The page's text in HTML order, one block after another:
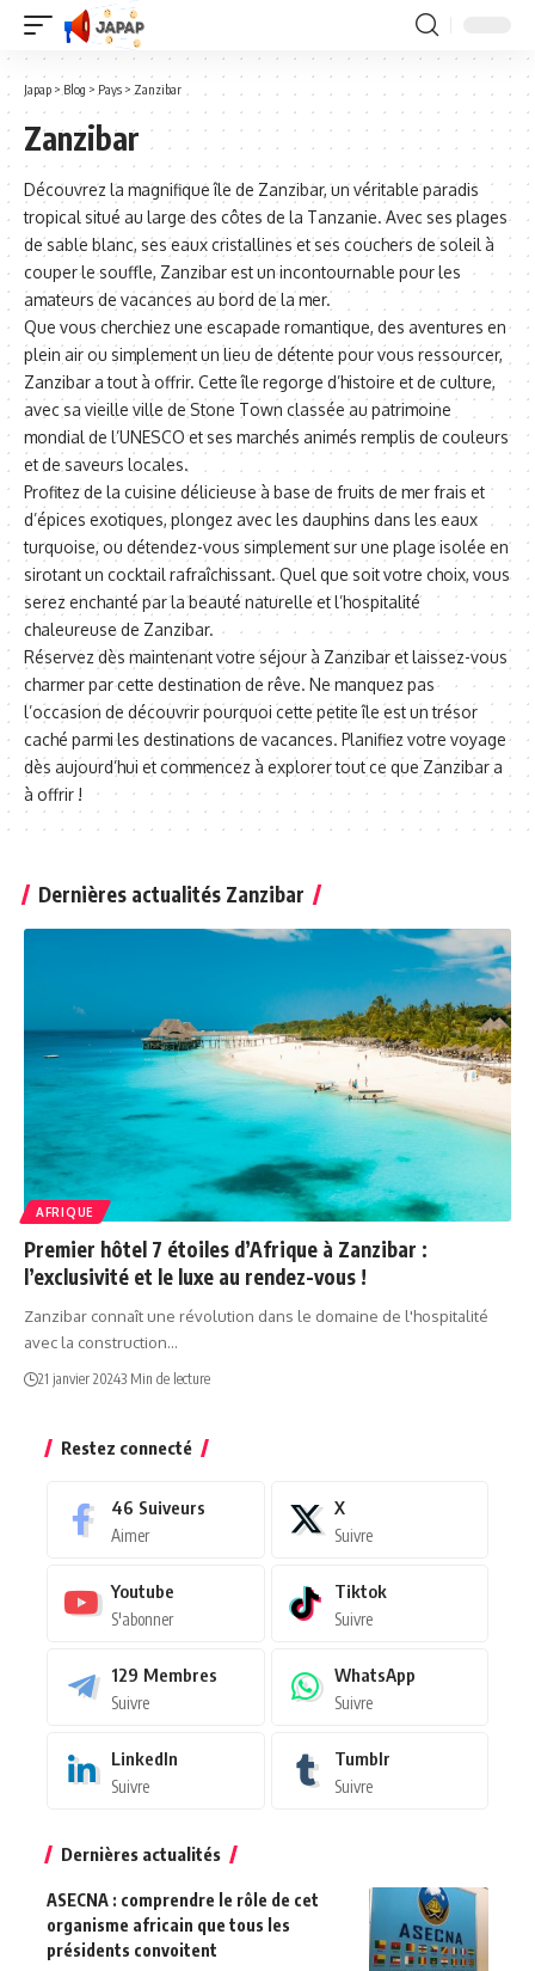
Japap > Blog > Pays > Zanzibar
Zanzibar
Découvrez la magnifique île de Zanzibar, un véritable paradis
tropical situé au large des côtes de la Tanzanie. Avec ses plages
de sable blanc, ses eaux cristallines et ses couchers de soleil à
couper le souffle, Zanzibar est un incontournable pour les
amateurs de vacances au bord de la mer.
Que vous cherchiez une escapade romantique, des aventures en
plein air ou simplement un lieu de détente pour vous ressourcer,
Zanzibar a tout à offrir. Cette île regorge d’histoire et de culture,
avec sa vieille ville de Stone Town classée au patrimoine
mondial de l’UNESCO et ses marchés animés remplis de couleurs
et de saveurs locales.
Profitez de la cuisine délicieuse à base de fruits de mer frais et
d’épices exotiques, plongez avec les dauphins dans les eaux
turquoise, ou détendez-vous simplement sur une plage isolée en
sirotant un cocktail rafraîchissant. Quel que soit votre choix, vous
serez enchanté par la beauté naturelle et l’hospitalité
chaleureuse de Zanzibar.
Réservez dès maintenant votre séjour à Zanzibar et laissez-vous
charmer par cette destination de rêve. Ne manquez pas
l’occasion de découvrir pourquoi cette petite île est un trésor
caché parmi les destinations de vacances. Planifiez votre voyage
dès aujourd’hui et commencez à explorer tout ce que Zanzibar a
à offrir !
Dernières actualités Zanzibar
AFRIQUE
Premier hôtel 7 étoiles d’Afrique à Zanzibar :
l’exclusivité et le luxe au rendez-vous !
Zanzibar connaît une révolution dans le domaine de l'hospitalité
avec la construction…
21 janvier 20243 Min de lecture
Restez connecté
46 Suiveurs
Aimer
X
Suivre
Youtube
S'abonner
Tiktok
Suivre
129 Membres
Suivre
WhatsApp
Suivre
LinkedIn
Suivre
Tumblr
Suivre
Dernières actualités
ASECNA : comprendre le rôle de cet
organisme africain que tous les
présidents convoitent